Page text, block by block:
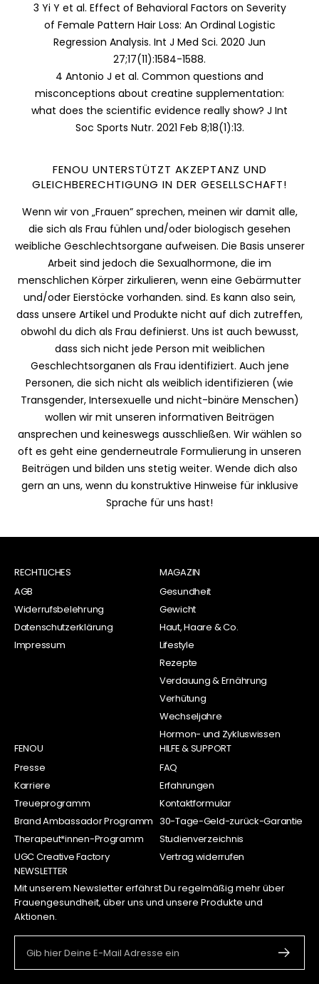
3 Yi Y et al. Effect of Behavioral Factors on Severity
of Female Pattern Hair Loss: An Ordinal Logistic
Regression Analysis. Int J Med Sci. 2020 Jun
27;17(11):1584-1588.
4 Antonio J et al. Common questions and
misconceptions about creatine supplementation:
what does the scientific evidence really show? J Int
Soc Sports Nutr. 2021 Feb 8;18(1):13.
FENOU UNTERSTÜTZT AKZEPTANZ UND
GLEICHBERECHTIGUNG IN DER GESELLSCHAFT!
Wenn wir von „Frauen” sprechen, meinen wir damit alle,
die sich als Frau fühlen und/oder biologisch gesehen
weibliche Geschlechtsorgane aufweisen. Die Basis unserer
Arbeit sind jedoch die Sexualhormone, die im
menschlichen Körper zirkulieren, wenn eine Gebärmutter
und/oder Eierstöcke vorhanden. sind. Es kann also sein,
dass unsere Artikel und Produkte nicht auf dich zutreffen,
obwohl du dich als Frau definierst. Uns ist auch bewusst,
dass sich nicht jede Person mit weiblichen
Geschlechtsorganen als Frau identifiziert. Auch jene
Personen, die sich nicht als weiblich identifizieren (wie
Transgender, Intersexuelle und nicht-binäre Menschen)
wollen wir mit unseren informativen Beiträgen
ansprechen und keineswegs ausschließen. Wir wählen so
oft es geht eine genderneutrale Formulierung in unseren
Beiträgen und bilden uns stetig weiter. Wende dich also
gern an uns, wenn du konstruktive Hinweise für inklusive
Sprache für uns hast!
RECHTLICHES
AGB
Widerrufsbelehrung
Datenschutzerklärung
Impressum
MAGAZIN
Gesundheit
Gewicht
Haut, Haare & Co.
Lifestyle
Rezepte
Verdauung & Ernährung
Verhütung
Wechseljahre
Hormon- und Zykluswissen
FENOU
Presse
Karriere
Treueprogramm
Brand Ambassador Programm
Therapeut*innen-Programm
UGC Creative Factory
HILFE & SUPPORT
FAQ
Erfahrungen
Kontaktformular
30-Tage-Geld-zurück-Garantie
Studienverzeichnis
Vertrag widerrufen
NEWSLETTER
Mit unserem Newsletter erfährst Du regelmäßig mehr über
Frauengesundheit, über uns und unsere Produkte und
Aktionen.
Gib hier Deine E-Mail Adresse ein